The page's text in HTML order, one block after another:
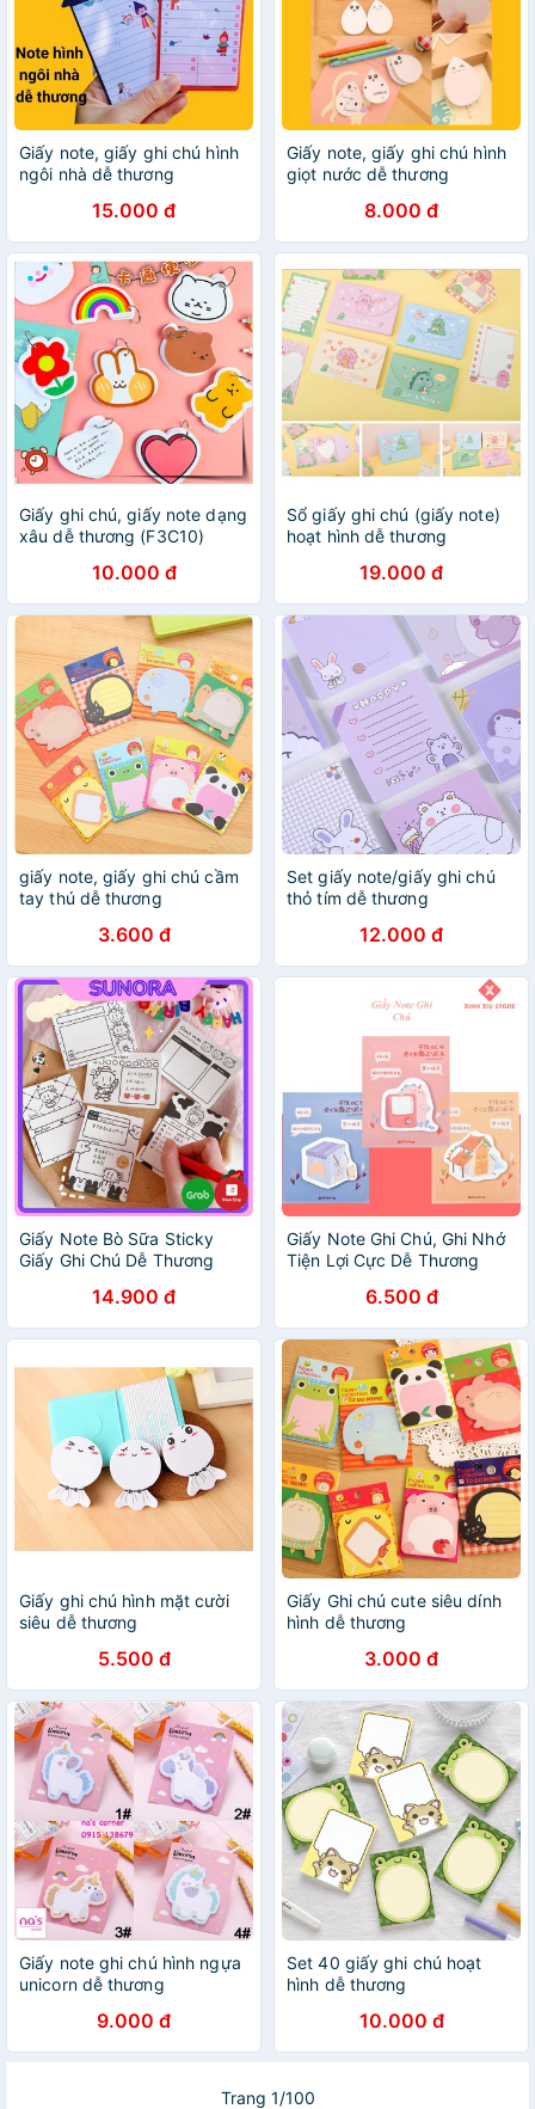
Giấy note, giấy ghi chú hình
ngôi nhà dễ thương
15.000 đ
Giấy note, giấy ghi chú hình
giọt nước dễ thương
8.000 đ
Giấy ghi chú, giấy note dạng
xâu dễ thương (F3C10)
10.000 đ
Sổ giấy ghi chú (giấy note)
hoạt hình dễ thương
19.000 đ
giấy note, giấy ghi chú cầm
tay thú dễ thương
3.600 đ
Set giấy note/giấy ghi chú
thỏ tím dễ thương
12.000 đ
Giấy Note Bò Sữa Sticky
Giấy Ghi Chú Dễ Thương
14.900 đ
Giấy Note Ghi Chú, Ghi Nhớ
Tiện Lợi Cực Dễ Thương
6.500 đ
Giấy ghi chú hình mặt cười
siêu dễ thương
5.500 đ
Giấy Ghi chú cute siêu dính
hình dễ thương
3.000 đ
Giấy note ghi chú hình ngựa
unicorn dễ thương
9.000 đ
Set 40 giấy ghi chú hoạt
hình dễ thương
10.000 đ
Trang 1/100